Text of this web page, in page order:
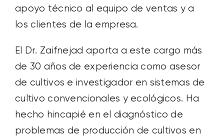
apoyo técnico al equipo de ventas y a
los clientes de la empresa.
El Dr. Zaifnejad aporta a este cargo más
de 30 años de experiencia como asesor
de cultivos e investigador en sistemas de
cultivo convencionales y ecológicos. Ha
hecho hincapié en el diagnóstico de
problemas de producción de cultivos en